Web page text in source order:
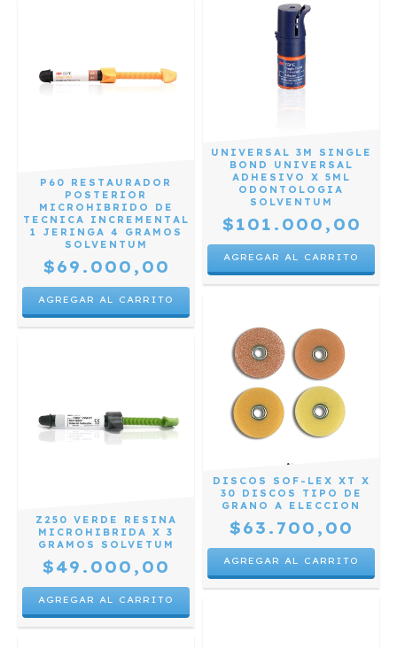
P60 RESTAURADOR
POSTERIOR
MICROHIBRIDO DE
TECNICA INCREMENTAL
1 JERINGA 4 GRAMOS
SOLVENTUM
$69.000,00
AGREGAR AL CARRITO
UNIVERSAL 3M SINGLE
BOND UNIVERSAL
ADHESIVO X 5ML
ODONTOLOGIA
SOLVENTUM
$101.000,00
Z250 VERDE RESINA
MICROHIBRIDA X 3
GRAMOS SOLVETUM
$49.000,00
AGREGAR AL CARRITO
DISCOS SOF-LEX XT X
30 DISCOS TIPO DE
GRANO A ELECCION
$63.700,00
AGREGAR AL CARRITO